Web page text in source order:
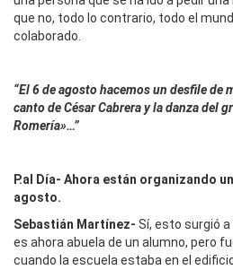
que no, todo lo contrario, todo el
colaborado.
“El 6 de agosto hacemos un desfile de
canto de César Cabrera y la danza del
Romería»…”
P.al Día- Ahora están organizando
agosto.
Sebastián Martínez- Sí, esto surgió
es ahora abuela de un alumno, pero
cuando la escuela estaba en el